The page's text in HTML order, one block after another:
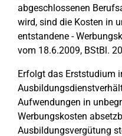
abgeschlossenen
wird, sind die Kosten in
entstandene -
vom 18.6.2009, BStBl.
Erfolgt das Erststudium
Aufwendungen in
Werbungskosten
Ausbildungsvergütung